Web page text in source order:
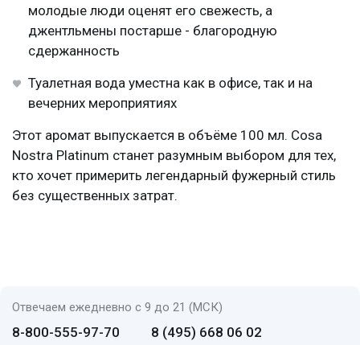
молодые люди оценят его свежесть, а
джентльмены постарше - благородную
сдержанность
Туалетная вода уместна как в офисе, так и на
вечерних мероприятиях
Этот аромат выпускается в объёме 100 мл. Cosa
Nostra Platinum станет разумным выбором для тех,
кто хочет примерить легендарный фужерный стиль
без существенных затрат.
Отвечаем ежедневно с 9 до 21 (МСК)
8-800-555-97-70 8 (495) 668 06 02